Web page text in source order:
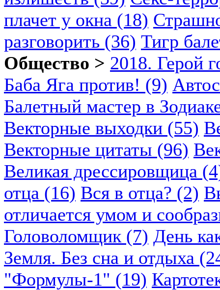
плачет у окна (18)
разговорить (36) Тигр
Общество > 2018. Герой
Баба Яга против! (9)
Балетный мастер в
Векторные выходки (55)
Векторные цитаты (96)
Великая дрессировщица
отца (16) Вся в отца? (2)
отличается умом и
Головоломщик (7) День
Земля. Без сна и отдыха
"Формулы-1" (19)